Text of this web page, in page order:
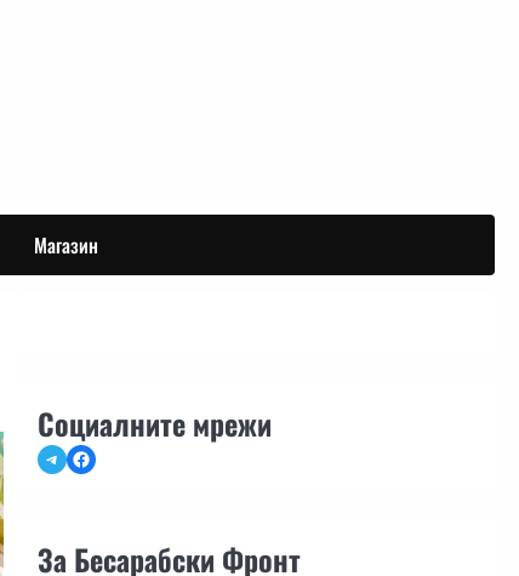
Магазин
Социалните мрежи
TelegramFacebook
За Бесарабски Фронт